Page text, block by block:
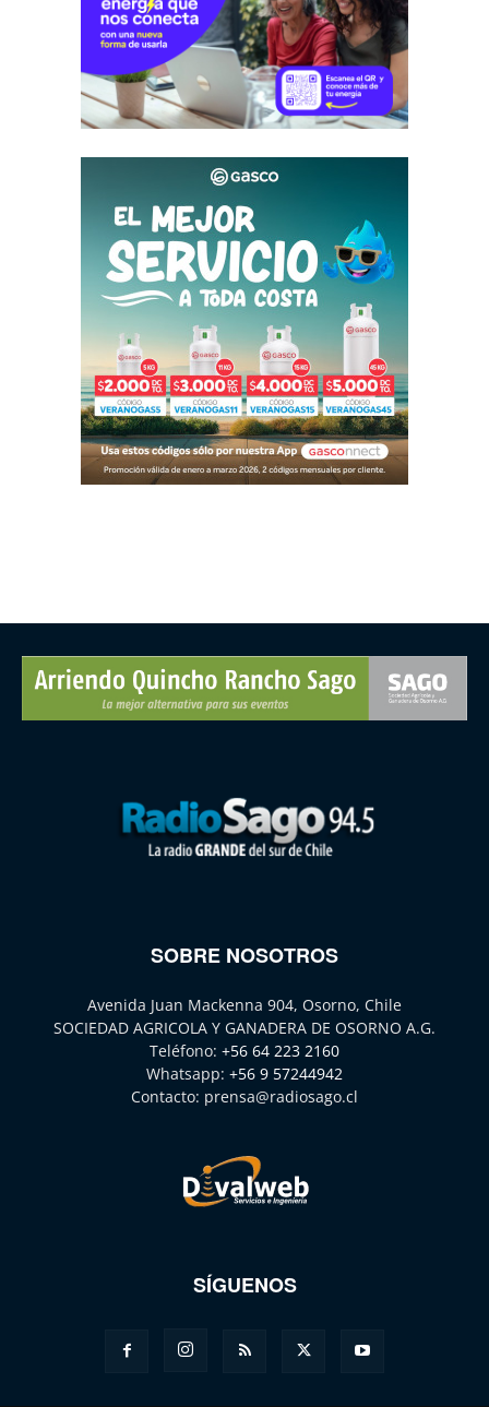
SOBRE NOSOTROS
Avenida Juan Mackenna 904, Osorno, Chile
SOCIEDAD AGRICOLA Y GANADERA DE OSORNO A.G.
Teléfono: +56 64 223 2160
Whatsapp: +56 9 57244942
Contacto: prensa@radiosago.cl
SÍGUENOS